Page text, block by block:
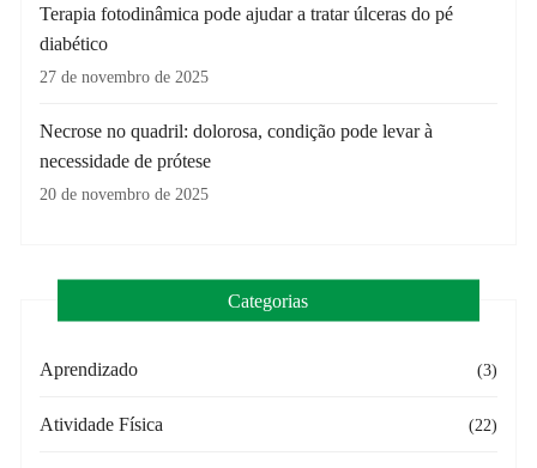
Terapia fotodinâmica pode ajudar a tratar úlceras do pé
diabético
27 de novembro de 2025
Necrose no quadril: dolorosa, condição pode levar à
necessidade de prótese
20 de novembro de 2025
Categorias
Aprendizado (3)
Atividade Física (22)